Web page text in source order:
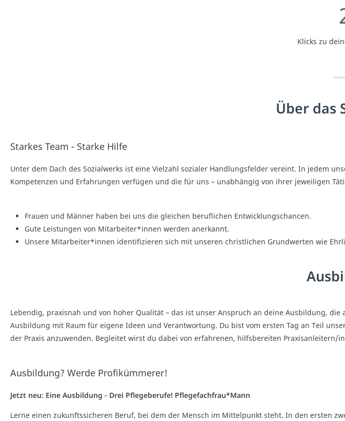
Klicks zu
Über das
Starkes Team - Starke Hilfe
Unter dem Dach des Sozialwerks ist eine Vielzahl sozialer Handlungsfelder vereint. In jedem
Kompetenzen und Erfahrungen verfügen und die für uns – unabhängig von ihrer jeweiligen
Frauen und Männer haben bei uns die gleichen beruflichen Entwicklungschancen.
Gute Leistungen von Mitarbeiter*innen werden anerkannt.
Unsere Mitarbeiter*innen identifizieren sich mit unseren christlichen Grundwerten wie
Lebendig, praxisnah und von hoher Qualität – das ist unser Anspruch an deine Ausbildung,
Ausbildung mit Raum für eigene Ideen und Verantwortung. Du bist vom ersten Tag an Teil
der Praxis anzuwenden. Begleitet wirst du dabei von erfahrenen, hilfsbereiten
Ausbildung? Werde Profikümmerer!
Jetzt neu: Eine Ausbildung - Drei Pflegeberufe! Pflegefachfrau*Mann
Lerne einen zukunftssicheren Beruf, bei dem der Mensch im Mittelpunkt steht. In den ersten